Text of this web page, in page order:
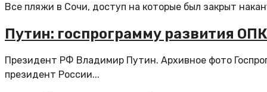
Все пляжи в Сочи, доступ на которые был закрыт
Путин: госпрограмму развития
Президент РФ Владимир Путин. Архивное фото
президент России...